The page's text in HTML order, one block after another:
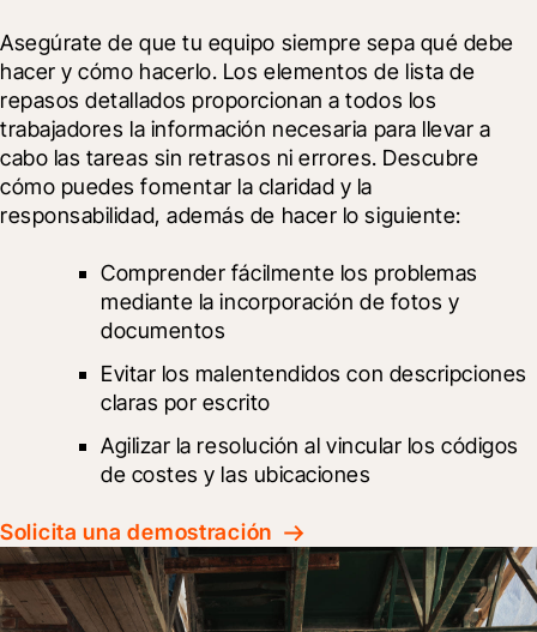
Asegúrate de que tu equipo siempre sepa qué debe
hacer y cómo hacerlo. Los elementos de lista de
repasos detallados proporcionan a todos los
trabajadores la información necesaria para llevar a
cabo las tareas sin retrasos ni errores. Descubre
cómo puedes fomentar la claridad y la
responsabilidad, además de hacer lo siguiente:
Comprender fácilmente los problemas
mediante la incorporación de fotos y
documentos
Evitar los malentendidos con descripciones
claras por escrito
Agilizar la resolución al vincular los códigos
de costes y las ubicaciones
Solicita una demostración